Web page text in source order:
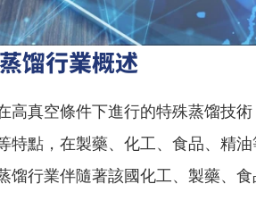
馏行業概述
高真空條件下進行的特殊蒸馏技
特點，在製藥、化工、食品、精油
馏行業伴隨著該國化工、製藥、食